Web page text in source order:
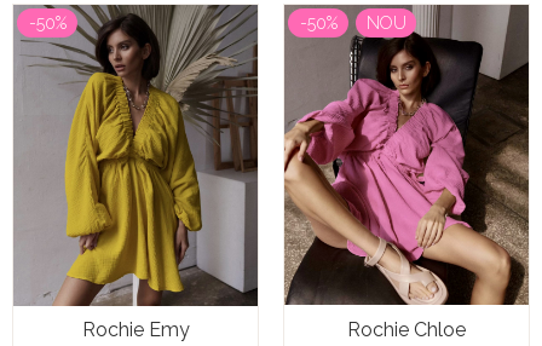
-50%
Rochie Emy
-50% NOU
Rochie Chloe